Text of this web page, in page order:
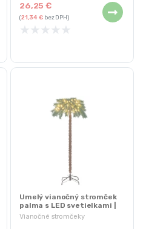
Počet tipov: 650 tipov
Hmotnosť: asi 3 kg
26,25€
(21,34€bez DPH)
★ ★ ★ ★ ★
Vianočné stromčeky
Umelý vianočný stromček
palma s LED svetielkami |
150 cm